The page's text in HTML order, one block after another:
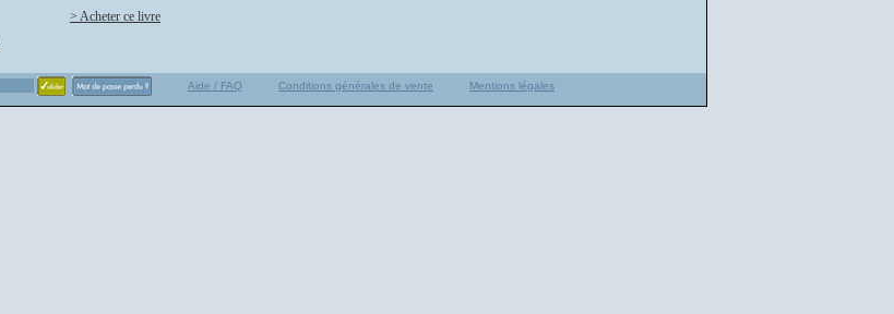
> Acheter ce livre
Aide / FAQ Conditions générales de vente Mentions légales